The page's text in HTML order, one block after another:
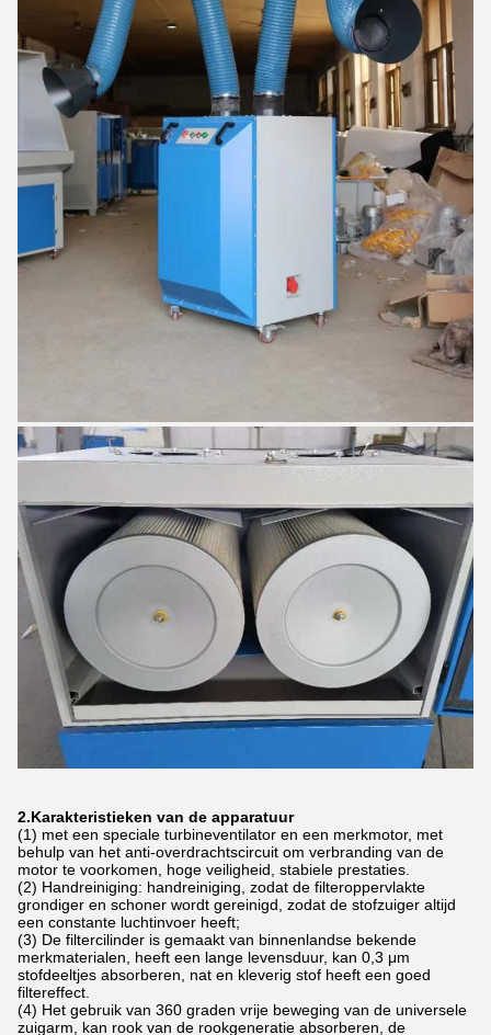
2.Karakteristieken van de apparatuur
(1) met een speciale turbineventilator en een merkmotor, met
behulp van het anti-overdrachtscircuit om verbranding van de
motor te voorkomen, hoge veiligheid, stabiele prestaties.
(2) Handreiniging: handreiniging, zodat de filteroppervlakte
grondiger en schoner wordt gereinigd, zodat de stofzuiger altijd
een constante luchtinvoer heeft;
(3) De filtercilinder is gemaakt van binnenlandse bekende
merkmaterialen, heeft een lange levensduur, kan 0,3 μm
stofdeeltjes absorberen, nat en kleverig stof heeft een goed
filtereffect.
(4) Het gebruik van 360 graden vrije beweging van de universele
zuigarm, kan rook van de rookgeneratie absorberen, de